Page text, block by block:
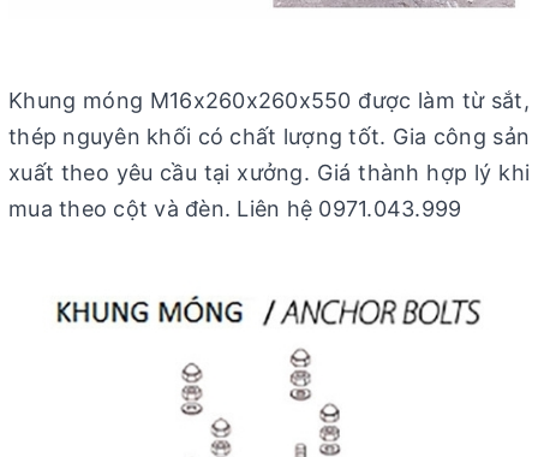
Khung móng M16x260x260x550 được làm từ sắt,
thép nguyên khối có chất lượng tốt. Gia công sản
xuất theo yêu cầu tại xưởng. Giá thành hợp lý khi
mua theo cột và đèn. Liên hệ 0971.043.999